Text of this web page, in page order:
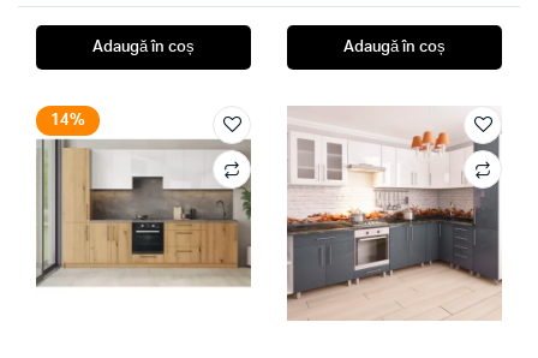
Adaugă în coș Adaugă în coș
14%